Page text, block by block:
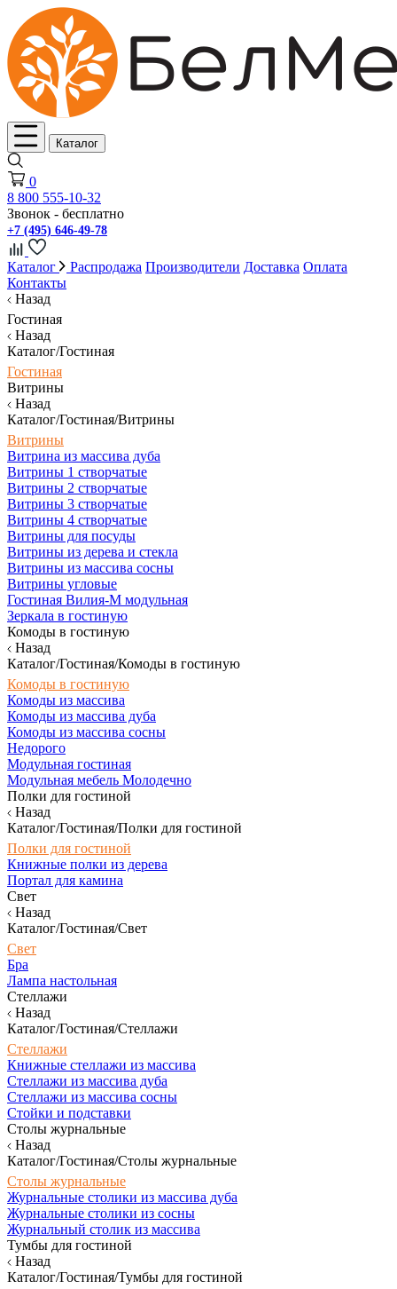
Каталог
0
8 800 555-10-32
Звонок - бесплатно
+7 (495) 646-49-78
Каталог Распродажа Производители Доставка Оплата
Контакты
Назад
Гостиная
Назад
Каталог/Гостиная
Гостиная
Витрины
Назад
Каталог/Гостиная/Витрины
Витрины
Витрина из массива дуба
Витрины 1 створчатые
Витрины 2 створчатые
Витрины 3 створчатые
Витрины 4 створчатые
Витрины для посуды
Витрины из дерева и стекла
Витрины из массива сосны
Витрины угловые
Гостиная Вилия-М модульная
Зеркала в гостиную
Комоды в гостиную
Назад
Каталог/Гостиная/Комоды в гостиную
Комоды в гостиную
Комоды из массива
Комоды из массива дуба
Комоды из массива сосны
Недорого
Модульная гостиная
Модульная мебель Молодечно
Полки для гостиной
Назад
Каталог/Гостиная/Полки для гостиной
Полки для гостиной
Книжные полки из дерева
Портал для камина
Свет
Назад
Каталог/Гостиная/Свет
Свет
Бра
Лампа настольная
Стеллажи
Назад
Каталог/Гостиная/Стеллажи
Стеллажи
Книжные стеллажи из массива
Стеллажи из массива дуба
Стеллажи из массива сосны
Стойки и подставки
Столы журнальные
Назад
Каталог/Гостиная/Столы журнальные
Столы журнальные
Журнальные столики из массива дуба
Журнальные столики из сосны
Журнальный столик из массива
Тумбы для гостиной
Назад
Каталог/Гостиная/Тумбы для гостиной